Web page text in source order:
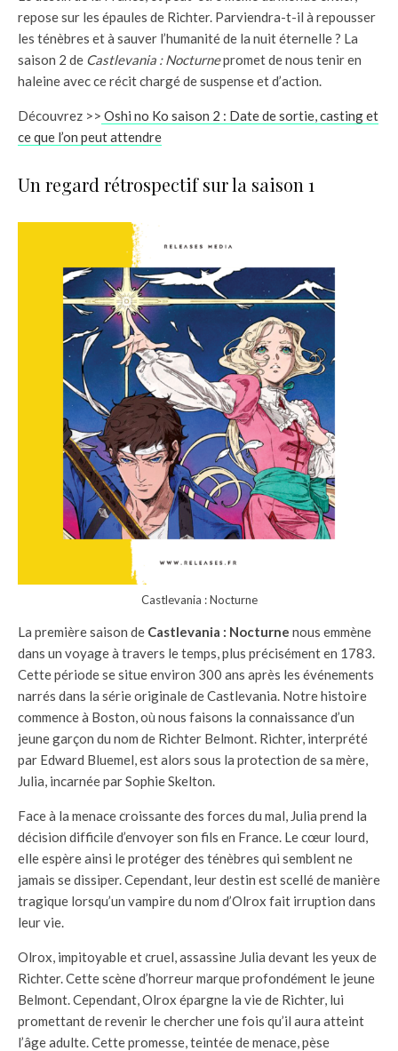
repose sur les épaules de Richter. Parviendra-t-il à repousser
les ténèbres et à sauver l’humanité de la nuit éternelle ? La
saison 2 de Castlevania : Nocturnepromet de nous tenir en
haleine avec ce récit chargé de suspense et d’action.
Découvrez >> Oshi no Ko saison 2 : Date de sortie, casting et
ce que l’on peut attendre
Un regard rétrospectif sur la saison 1
Castlevania : Nocturne
La première saison de Castlevania : Nocturne nous emmène
dans un voyage à travers le temps, plus précisément en 1783.
Cette période se situe environ 300 ans après les événements
narrés dans la série originale de Castlevania. Notre histoire
commence à Boston, où nous faisons la connaissance d’un
jeune garçon du nom de Richter Belmont. Richter, interprété
par Edward Bluemel, est alors sous la protection de sa mère,
Julia, incarnée par Sophie Skelton.
Face à la menace croissante des forces du mal, Julia prend la
décision difficile d’envoyer son fils en France. Le cœur lourd,
elle espère ainsi le protéger des ténèbres qui semblent ne
jamais se dissiper. Cependant, leur destin est scellé de manière
tragique lorsqu’un vampire du nom d’Olrox fait irruption dans
leur vie.
Olrox, impitoyable et cruel, assassine Julia devant les yeux de
Richter. Cette scène d’horreur marque profondément le jeune
Belmont. Cependant, Olrox épargne la vie de Richter, lui
promettant de revenir le chercher une fois qu’il aura atteint
l’âge adulte. Cette promesse, teintée de menace, pèse